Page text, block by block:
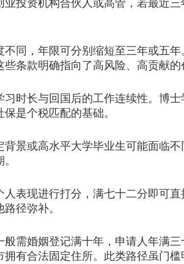
资机构合伙人或高管，若最近三
，年限可分别缩短至三年或五年
条款明确指向了高风险、高贡献的
长与回国后的工作连续性。博士
是个税匹配的基础。
或高水平大学毕业生可能面临不
现进行打分，满七十二分即可直
径弥补。
婚姻登记满十年，申请人年满三
有合法固定住所。此类路径虽门